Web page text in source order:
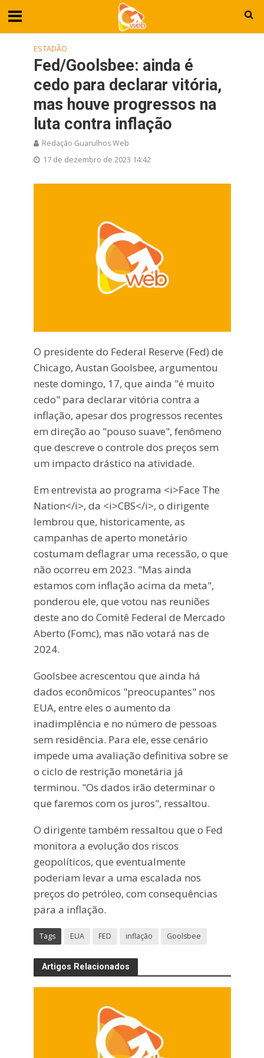
ESTADÃO
Fed/Goolsbee: ainda é
cedo para declarar vitória,
mas houve progressos na
luta contra inflação
Redação Guarulhos Web
17 de dezembro de 2023 14:42
O presidente do Federal Reserve (Fed) de
Chicago, Austan Goolsbee, argumentou
neste domingo, 17, que ainda "é muito
cedo" para declarar vitória contra a
inflação, apesar dos progressos recentes
em direção ao "pouso suave", fenômeno
que descreve o controle dos preços sem
um impacto drástico na atividade.
Em entrevista ao programa <i>Face The
Nation</i>, da <i>CBS</i>, o dirigente
lembrou que, historicamente, as
campanhas de aperto monetário
costumam deflagrar uma recessão, o que
não ocorreu em 2023. "Mas ainda
estamos com inflação acima da meta",
ponderou ele, que votou nas reuniões
deste ano do Comitê Federal de Mercado
Aberto (Fomc), mas não votará nas de
2024.
Goolsbee acrescentou que ainda há
dados econômicos "preocupantes" nos
EUA, entre eles o aumento da
inadimplência e no número de pessoas
sem residência. Para ele, esse cenário
impede uma avaliação definitiva sobre se
o ciclo de restrição monetária já
terminou. "Os dados irão determinar o
que faremos com os juros", ressaltou.
O dirigente também ressaltou que o Fed
monitora a evolução dos riscos
geopolíticos, que eventualmente
poderiam levar a uma escalada nos
preços do petróleo, com consequências
para a inflação.
Tags EUA FED inflação Goolsbee
Artigos Relacionados